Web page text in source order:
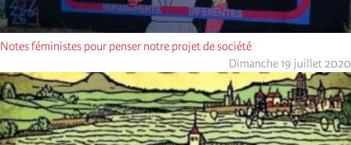
Notes féministes pour penser notre projet de société
Dimanche 19 juillet 2020